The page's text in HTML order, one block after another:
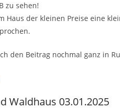
zu sehen!
Haus der kleinen Preise eine
den Beitrag nochmal ganz in
Waldhaus 03.01.2025